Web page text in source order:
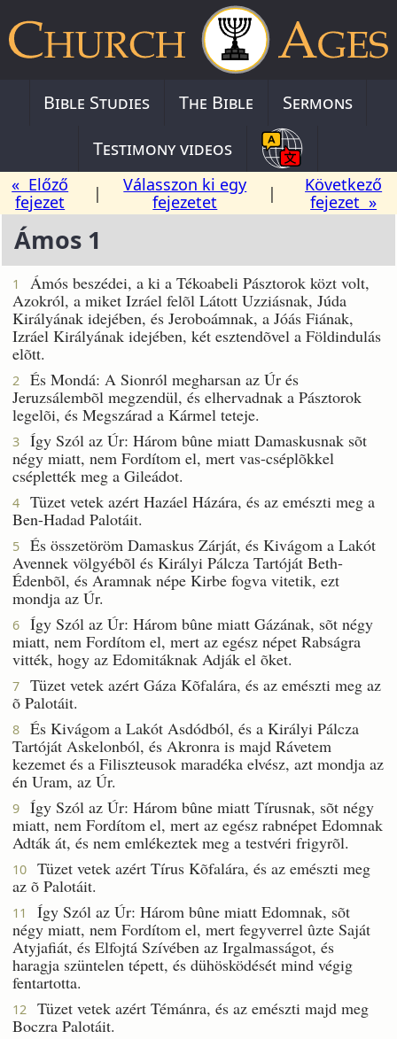
Bible Studies The Bible
Sermons
Testimony videos
« Előző
fejezet
|
Válasszon ki egy
fejezetet
|
Következő
fejezet »
Ámos 1
1
Ámós beszédei, a ki a Tékoabeli Pásztorok közt volt,
Azokról, a miket Izráel felõl Látott Uzziásnak, Júda
Királyának idejében, és Jeroboámnak, a Jóás Fiának,
Izráel Királyának idejében, két esztendõvel a Földindulás
elõtt.
2
És Mondá: A Sionról megharsan az Úr és
Jeruzsálembõl megzendül, és elhervadnak a Pásztorok
legelõi, és Megszárad a Kármel teteje.
3
Így Szól az Úr: Három bûne miatt Damaskusnak sõt
négy miatt, nem Fordítom el, mert vas-cséplõkkel
cséplették meg a Gileádot.
4
Tüzet vetek azért Hazáel Házára, és az emészti meg a
Ben-Hadad Palotáit.
5
És összetöröm Damaskus Zárját, és Kivágom a Lakót
Avennek völgyébõl és Királyi Pálcza Tartóját Beth-
Édenbõl, és Aramnak népe Kirbe fogva vitetik, ezt
mondja az Úr.
6
Így Szól az Úr: Három bûne miatt Gázának, sõt négy
miatt, nem Fordítom el, mert az egész népet Rabságra
vitték, hogy az Edomitáknak Adják el õket.
7
Tüzet vetek azért Gáza Kõfalára, és az emészti meg az
õ Palotáit.
8
És Kivágom a Lakót Asdódból, és a Királyi Pálcza
Tartóját Askelonból, és Akronra is majd Rávetem
kezemet és a Filiszteusok maradéka elvész, azt mondja az
én Uram, az Úr.
9
Így Szól az Úr: Három bûne miatt Tírusnak, sõt négy
miatt, nem Fordítom el, mert az egész rabnépet Edomnak
Adták át, és nem emlékeztek meg a testvéri frigyrõl.
10
Tüzet vetek azért Tírus Kõfalára, és az emészti meg
az õ Palotáit.
11
Így Szól az Úr: Három bûne miatt Edomnak, sõt
négy miatt, nem Fordítom el, mert fegyverrel ûzte Saját
Atyjafiát, és Elfojtá Szívében az Irgalmasságot, és
haragja szüntelen tépett, és dühösködését mind végig
fentartotta.
12
Tüzet vetek azért Témánra, és az emészti majd meg
Boczra Palotáit.